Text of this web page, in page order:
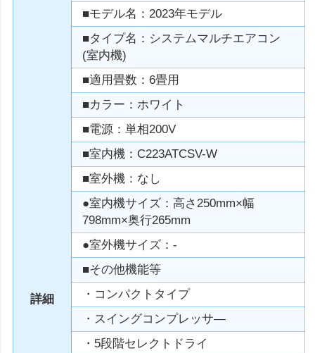
詳細
■モデル名：2023年モデル
■タイプ名：システムマルチエアコン
(室内機)
■適用畳数：6畳用
■カラー：ホワイト
■電源：単相200V
■室内機：C223ATCSV-W
■室外機：なし
●室内機サイズ：高さ250mm×幅
798mm×奥行265mm
●室外機サイズ：-
■その他機能等
・コンパクトタイプ
・スイングコンプレッサ—
・5段階セレクトドライ